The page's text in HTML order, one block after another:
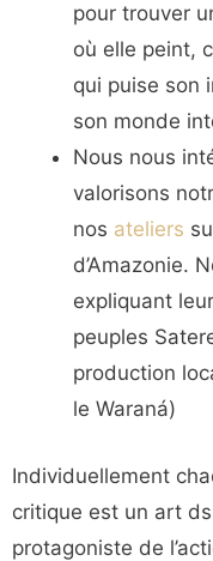
pour trouver
où elle peint,
qui puise son
son monde
Nous nous
valorisons
nos ateliers
d’Amazonie.
expliquant
peuples
production
le Waraná)
Individuellement
critique est un art
protagoniste de